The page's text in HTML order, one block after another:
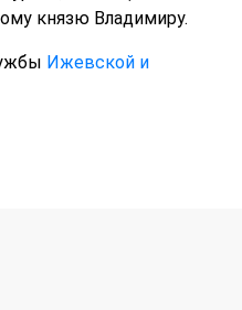
князю Владимиру.
Ижевской и